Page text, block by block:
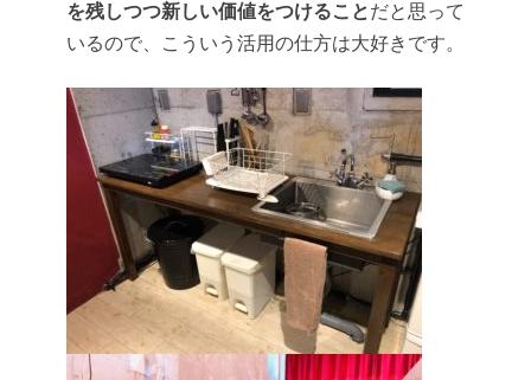
を残しつつ新しい価値をつけることだと思って
いるので、こういう活用の仕方は大好きです。